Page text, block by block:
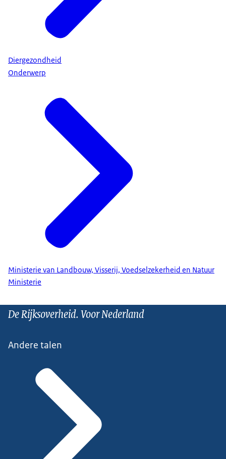
Diergezondheid
Onderwerp
Ministerie van Landbouw, Visserij, Voedselzekerheid en Natuur
Ministerie
De Rijksoverheid. Voor Nederland
Andere talen